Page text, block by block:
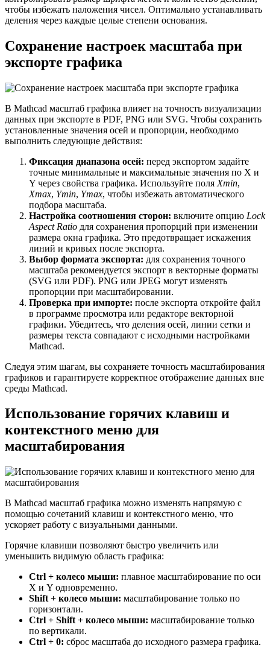
чтобы избежать наложения чисел. Оптимально устанавливать
деления через каждые целые степени основания.
Сохранение настроек масштаба при
экспорте графика
В Mathcad масштаб графика влияет на точность визуализации
данных при экспорте в PDF, PNG или SVG. Чтобы сохранить
установленные значения осей и пропорции, необходимо
выполнить следующие действия:
Фиксация диапазона осей: перед экспортом задайте
точные минимальные и максимальные значения по X и
Y через свойства графика. Используйте поля Xmin,
Xmax, Ymin, Ymax, чтобы избежать автоматического
подбора масштаба.
Настройка соотношения сторон: включите опцию Lock
Aspect Ratio для сохранения пропорций при изменении
размера окна графика. Это предотвращает искажения
линий и кривых после экспорта.
Выбор формата экспорта: для сохранения точного
масштаба рекомендуется экспорт в векторные форматы
(SVG или PDF). PNG или JPEG могут изменять
пропорции при масштабировании.
Проверка при импорте: после экспорта откройте файл
в программе просмотра или редакторе векторной
графики. Убедитесь, что деления осей, линии сетки и
размеры текста совпадают с исходными настройками
Mathcad.
Следуя этим шагам, вы сохраняете точность масштабирования
графиков и гарантируете корректное отображение данных вне
среды Mathcad.
Использование горячих клавиш и
контекстного меню для
масштабирования
В Mathcad масштаб графика можно изменять напрямую с
помощью сочетаний клавиш и контекстного меню, что
ускоряет работу с визуальными данными.
Горячие клавиши позволяют быстро увеличить или
уменьшить видимую область графика:
Ctrl + колесо мыши: плавное масштабирование по оси
X и Y одновременно.
Shift + колесо мыши: масштабирование только по
горизонтали.
Ctrl + Shift + колесо мыши: масштабирование только
по вертикали.
Ctrl + 0: сброс масштаба до исходного размера графика.